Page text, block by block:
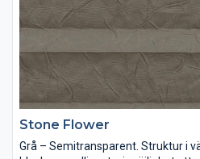
Stone Flower
Grå – Semitransparent. Struktur i